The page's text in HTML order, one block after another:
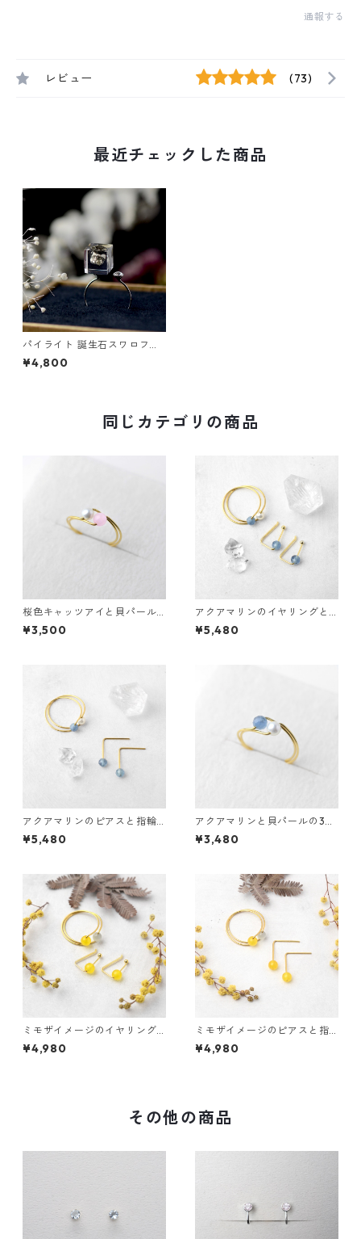
通報する
レビュー (73)
最近チェックした商品
パイライト 誕生石スワロフス
キー フォークリングフリーサ
イズ ギフト 誕生日プレゼント
¥4,800
同じカテゴリの商品
桜色キャッツアイと貝パール
の3waysリング サージカルス
テンレス 誕生日プレゼント 誕
¥3,500
アクアマリンのイヤリングと
指輪のセット サージカルステ
ンレス 貝パール 誕生日プレゼ
¥5,480
アクアマリンのピアスと指輪
のセット 3waysリング サージ
カルステンレス 貝パール 誕生
¥5,480
アクアマリンと貝パールの3w
aysリング サージカルステン
レス 誕生日プレゼント 誕生石
¥3,480
ミモザイメージのイヤリング
と指輪のセット ハニーイエロ
ージェイド ライトグレーキャ
¥4,980
ミモザイメージのピアスと指
輪のセット ハニーイエロージ
ェイド ライトグレーキャッツ
¥4,980
その他の商品